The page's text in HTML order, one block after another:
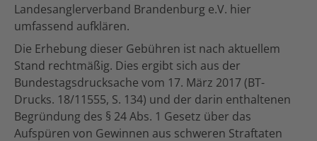
Landesanglerverband Brandenburg e.V. hier
umfassend aufklären.
Die Erhebung dieser Gebühren ist nach aktuellem
Stand rechtmäßig. Dies ergibt sich aus der
Bundestagsdrucksache vom 17. März 2017 (BT-
Drucks. 18/11555, S. 134) und der darin enthaltenen
Begründung des § 24 Abs. 1 Gesetz über das
Aufspüren von Gewinnen aus schweren Straftaten